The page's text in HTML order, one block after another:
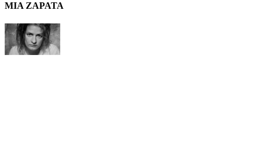
MIA ZAPATA